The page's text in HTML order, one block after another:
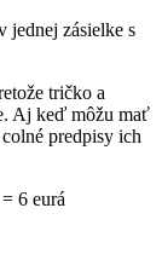
jednej zásielke s
tričko a
Aj keď môžu mať
predpisy ich
6 eurá